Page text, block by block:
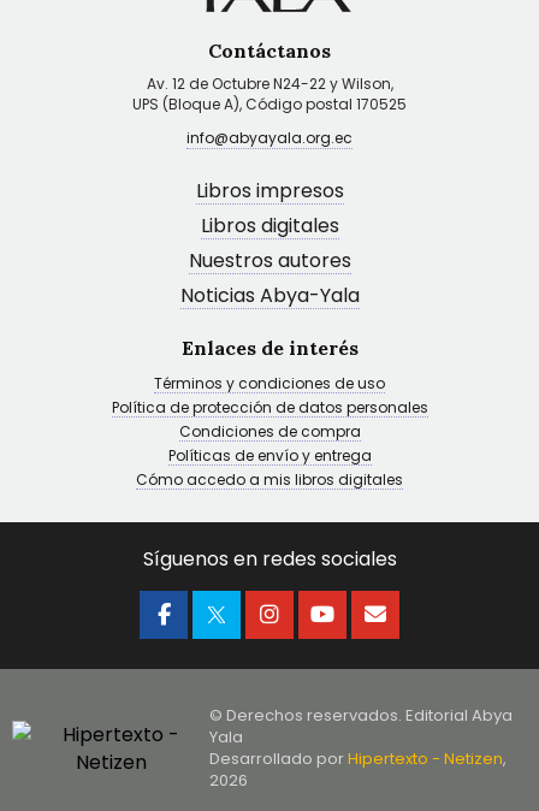
Contáctanos
Av. 12 de Octubre N24-22 y Wilson,
UPS (Bloque A), Código postal 170525
info@abyayala.org.ec
Libros impresos
Libros digitales
Nuestros autores
Noticias Abya-Yala
Enlaces de interés
Términos y condiciones de uso
Política de protección de datos personales
Condiciones de compra
Políticas de envío y entrega
Cómo accedo a mis libros digitales
Síguenos en redes sociales
© Derechos reservados. Editorial Abya
Yala
Desarrollado porHipertexto - Netizen,
2026